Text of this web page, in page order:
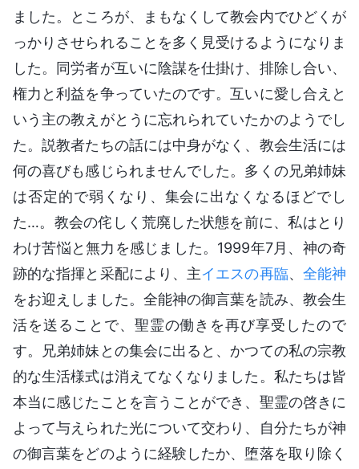
ました。ところが、まもなくして教会内でひどくが
っかりさせられることを多く見受けるようになりま
した。同労者が互いに陰謀を仕掛け、排除し合い、
権力と利益を争っていたのです。互いに愛し合えと
いう主の教えがとうに忘れられていたかのようでし
た。説教者たちの話には中身がなく、教会生活には
何の喜びも感じられませんでした。多くの兄弟姉妹
は否定的で弱くなり、集会に出なくなるほどでし
た…。教会の侘しく荒廃した状態を前に、私はとり
わけ苦悩と無力を感じました。1999年7月、神の奇
跡的な指揮と采配により、主イエスの再臨、 全能神
をお迎えしました。全能神の御言葉を読み、教会生
活を送ることで、聖霊の働きを再び享受したので
す。兄弟姉妹との集会に出ると、かつての私の宗教
的な生活様式は消えてなくなりました。私たちは皆
本当に感じたことを言うことができ、聖霊の啓きに
よって与えられた光について交わり、自分たちが神
の御言葉をどのように経験したか、堕落を取り除く